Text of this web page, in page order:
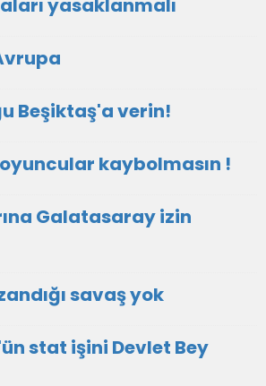
yasaklanmalı
Beşiktaş'a verin!
kaybolmasın !
Galatasaray izin
savaş yok
stat işini Devlet Bey